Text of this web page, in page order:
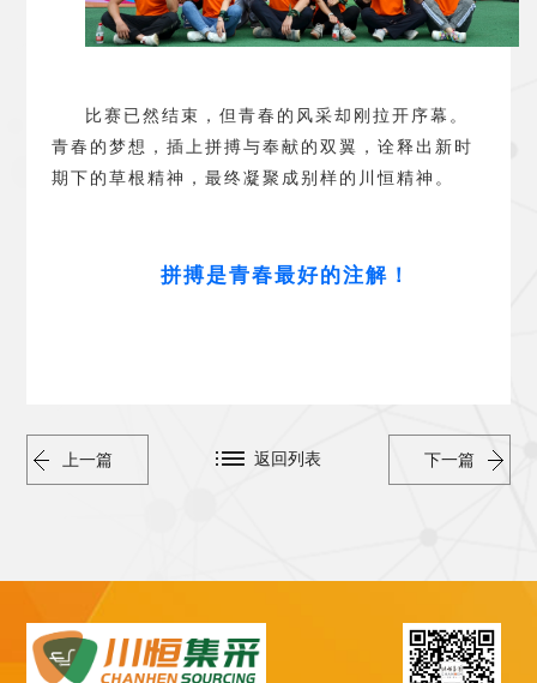
比赛已然结束，但青春的风采却刚拉开序幕。
青春的梦想，插上拼搏与奉献的双翼，诠释出新时
期下的草根精神，最终凝聚成别样的川恒精神。
拼搏是青春最好的注解 ！
上一篇 下一篇
返回列表